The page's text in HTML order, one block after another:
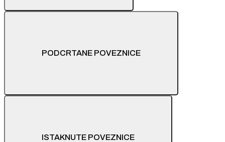
PODCRTANE POVEZNICE
ISTAKNUTE POVEZNICE